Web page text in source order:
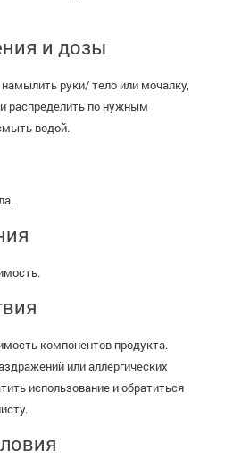
и дозы
руки/ тело или мочалку,
по нужным
водой.
компонентов продукта.
или аллергических
использование и обратиться